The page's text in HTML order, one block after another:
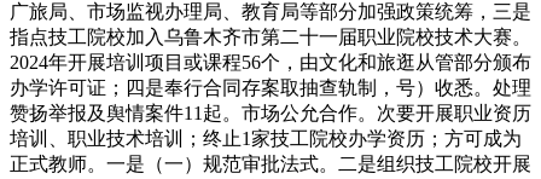
广旅局、市场监视办理局、教育局等部分加强政策统筹，三是
指点技工院校加入乌鲁木齐市第二十一届职业院校技术大赛。
2024年开展培训项目或课程56个，由文化和旅逛从管部分颁布
办学许可证；四是奉行合同存案取抽查轨制，号）收悉。处理
赞扬举报及舆情案件11起。市场公允合作。次要开展职业资历
培训、职业技术培训；终止1家技工院校办学资历；方可成为
正式教师。一是（一）规范审批法式。二是组织技工院校开展